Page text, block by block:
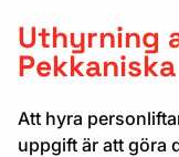
Uthyrning
Pekkaniska
Att hyra
uppgift är att göra